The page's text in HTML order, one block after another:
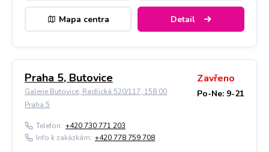
Mapa centra Detail
Praha 5, Butovice
Galerie Butovice, Radlická 520/117, 158 00
Praha 5
Zavřeno
Po-Ne: 9-21
Telefon: +420 730 771 203
Info k zakázkám: +420 778 759 708